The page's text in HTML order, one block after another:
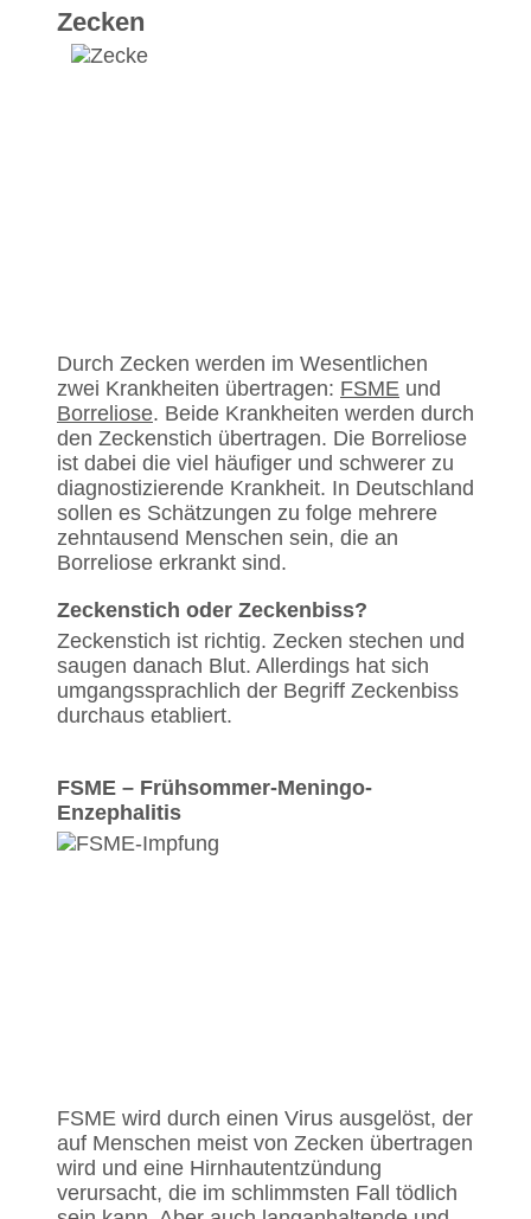
Zecken
Durch Zecken werden im Wesentlichen
zwei Krankheiten übertragen: FSME und
Borreliose. Beide Krankheiten werden durch
den Zeckenstich übertragen. Die Borreliose
ist dabei die viel häufiger und schwerer zu
diagnostizierende Krankheit. In Deutschland
sollen es Schätzungen zu folge mehrere
zehntausend Menschen sein, die an
Borreliose erkrankt sind.
Zeckenstich oder Zeckenbiss?
Zeckenstich ist richtig. Zecken stechen und
saugen danach Blut. Allerdings hat sich
umgangssprachlich der Begriff Zeckenbiss
durchaus etabliert.
FSME – Frühsommer-Meningo-
Enzephalitis
FSME wird durch einen Virus ausgelöst, der
auf Menschen meist von Zecken übertragen
wird und eine Hirnhautentzündung
verursacht, die im schlimmsten Fall tödlich